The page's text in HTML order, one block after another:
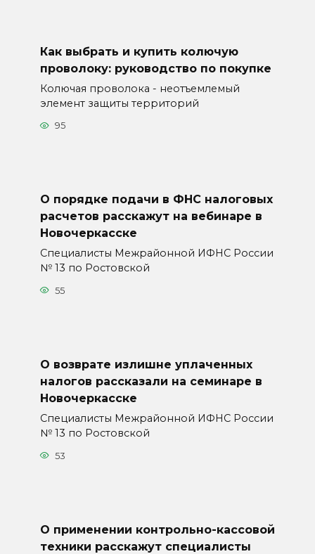
Как выбрать и купить колючую
проволоку: руководство по покупке
Колючая проволока - неотъемлемый
элемент защиты территорий
95
О порядке подачи в ФНС налоговых
расчетов расскажут на вебинаре в
Новочеркасске
Специалисты Межрайонной ИФНС России
№ 13 по Ростовской
55
О возврате излишне уплаченных
налогов рассказали на семинаре в
Новочеркасске
Специалисты Межрайонной ИФНС России
№ 13 по Ростовской
53
О применении контрольно-кассовой
техники расскажут специалисты